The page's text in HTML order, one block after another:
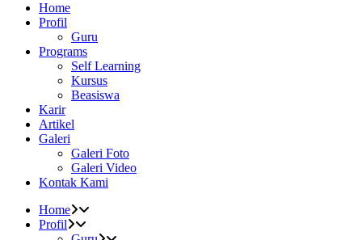
Home
Profil
Guru
Programs
Self Learning
Kursus
Beasiswa
Karir
Artikel
Galeri
Galeri Foto
Galeri Video
Kontak Kami
Home
Profil